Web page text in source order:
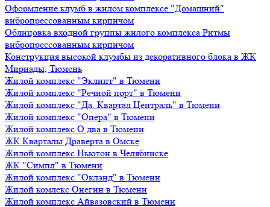
Оформление клумб в жилом комплексе "Домашний"
вибропрессованным кирпичом
Облицовка входной группы жилого комплекса Ритмы
вибропрессованным кирпичом
Конструкция высокой клумбы из декоративного блока в ЖК
Мириады, Тюмень
Жилой комплекс "Эклипт" в Тюмени
Жилой комплекс "Речной порт" в Тюмени
Жилой комплекс "Да. Квартал Централь" в Тюмени
Жилой комплекс "Опера" в Тюмени
Жилой комплекс О два в Тюмени
ЖК Кварталы Драверта в Омске
Жилой комплекс Ньютон в Челябинске
ЖК "Симпл" в Тюмени
Жилой комплекс "Оклэнд" в Тюмени
Жилой комлекс Онегин в Тюмени
Жилой комплекс Айвазовский в Тюмени